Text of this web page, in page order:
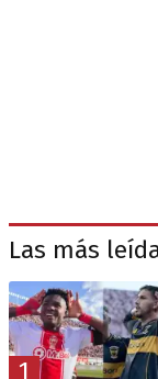
Las más
1